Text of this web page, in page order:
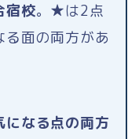
宿校。★は2点
面の両方があ
になる点の両方